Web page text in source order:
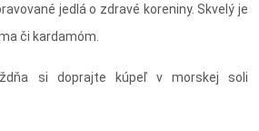
jedlá o zdravé koreniny. Skvelý je
či kardamóm.
si doprajte kúpeľ v morskej soli